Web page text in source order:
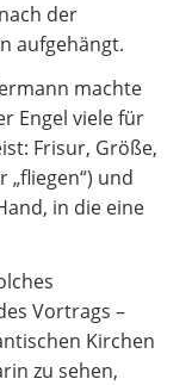
der
aufgehängt.
machte
Engel viele für
Frisur, Größe,
und
in die eine
Vortrags –
Kirchen
zu sehen,